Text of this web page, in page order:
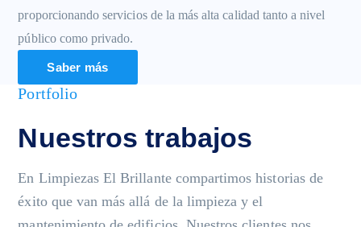
proporcionando servicios de la más alta calidad tanto a nivel
público como privado.
Saber más
Portfolio
Nuestros trabajos
En Limpiezas El Brillante compartimos historias de
éxito que van más allá de la limpieza y el